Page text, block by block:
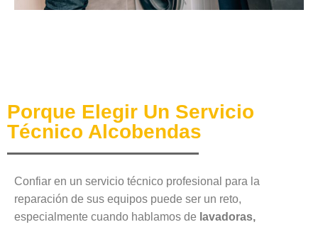
Porque Elegir Un Servicio
Técnico Alcobendas
Confiar en un servicio técnico profesional para la
reparación de sus equipos puede ser un reto,
especialmente cuando hablamos de lavadoras,